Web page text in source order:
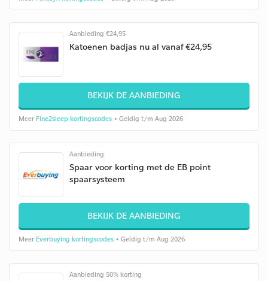
Aanbieding €24,95
Katoenen badjas nu al vanaf €24,95
BEKIJK DE AANBIEDING
Meer Fine2sleep kortingscodes • Geldig t/m Aug 2026
Aanbieding
Spaar voor korting met de EB point
spaarsysteem
BEKIJK DE AANBIEDING
Meer Everbuying kortingscodes • Geldig t/m Aug 2026
Aanbieding 50% korting